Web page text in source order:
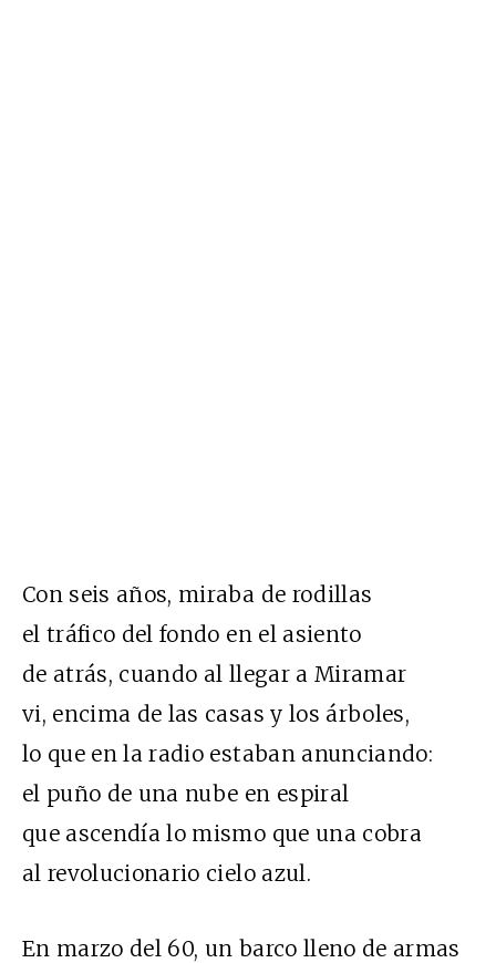
Con seis años, miraba de rodillas
el tráfico del fondo en el asiento
de atrás, cuando al llegar a Miramar
vi, encima de las casas y los árboles,
lo que en la radio estaban anunciando:
el puño de una nube en espiral
que ascendía lo mismo que una cobra
al revolucionario cielo azul.
En marzo del 60, un barco lleno de armas